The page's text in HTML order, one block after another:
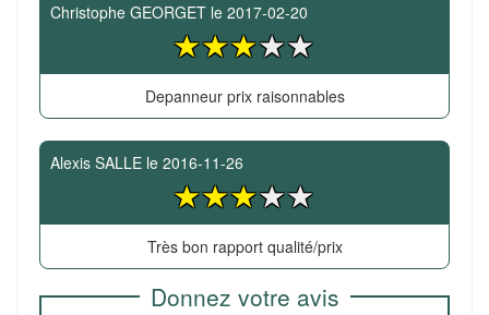
Christophe GEORGET le 2017-02-20
Depanneur prix raisonnables
Alexis SALLE le 2016-11-26
Très bon rapport qualité/prix
Donnez votre avis